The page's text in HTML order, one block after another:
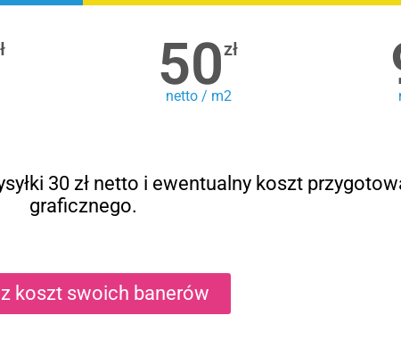
50zł
netto / m2
30 zł netto i ewentualny koszt
graficznego.
koszt swoich banerów